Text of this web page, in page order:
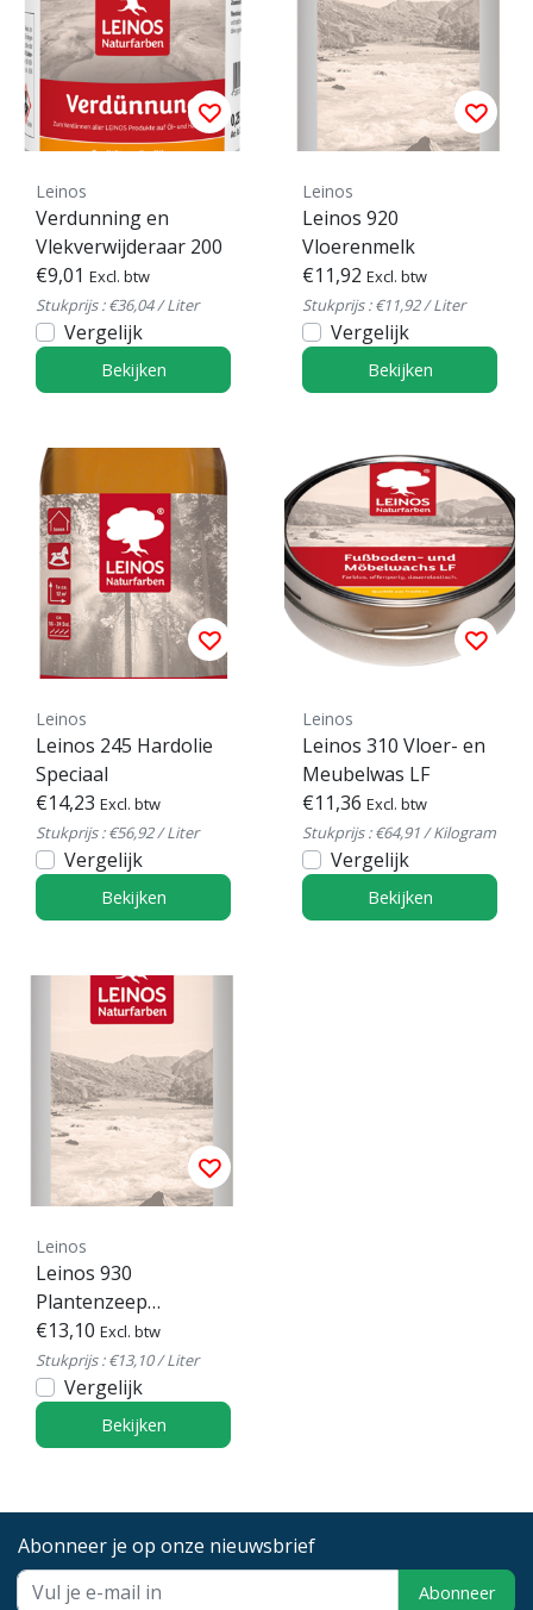
Leinos
Verdunning en
Vlekverwijderaar 200
€9,01 Excl. btw
Stukprijs : €36,04 / Liter
Vergelijk
Bekijken
Leinos
Leinos 920
Vloerenmelk
€11,92 Excl. btw
Stukprijs : €11,92 / Liter
Vergelijk
Bekijken
Leinos
Leinos 245 Hardolie
Speciaal
€14,23 Excl. btw
Stukprijs : €56,92 / Liter
Vergelijk
Bekijken
Leinos
Leinos 310 Vloer- en
Meubelwas LF
€11,36 Excl. btw
Stukprijs : €64,91 / Kilogram
Vergelijk
Bekijken
Leinos
Leinos 930
Plantenzeep
Kleurloos
€13,10 Excl. btw
Stukprijs : €13,10 / Liter
Vergelijk
Bekijken
Abonneer je op onze nieuwsbrief
Abonneer